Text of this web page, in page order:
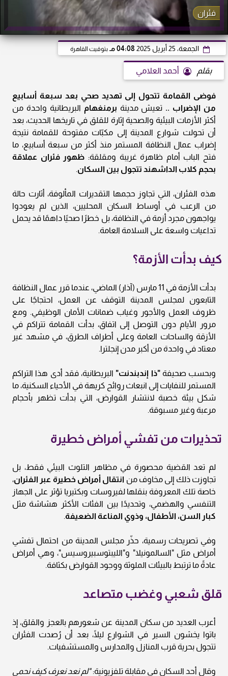
فئران
الجمعة، 25 أبريل 2025 04:08 مـ بتوقيت القاهرة
بقلم أحمد العلامي
فوضى القمامة تتحول إلى تهديد صحي بعد سبعة أسابيع
من الإضراب .. تعيش مدينة برمنغهام البريطانية واحدة من
أكثر الأزمات البيئية والصحية إثارة للقلق في تاريخها الحديث، بعد
أن تحولت شوارع المدينة إلى مكبّات مفتوحة للقمامة نتيجة
إضراب عمال النظافة المستمر منذ أكثر من سبعة أسابيع، ما
فتح الباب أمام ظاهرة غريبة ومقلقة: ظهور فئران عملاقة
بحجم كلاب الداشهند تتجول بين السكان.
هذه الفئران، التي تجاوز حجمها التقديرات المألوفة، أثارت حالة
من الرعب في أوساط السكان المحليين، الذين لم يعودوا
يواجهون مجرد أزمة في النظافة، بل خطرًا صحيًا داهمًا قد يحمل
تداعيات واسعة على السلامة العامة.
كيف بدأت الأزمة؟
بدأت الأزمة في 11 مارس (آذار) الماضي، عندما قرر عمال النظافة
التابعون لمجلس المدينة التوقف عن العمل، احتجاجًا على
ظروف العمل والأجور وغياب ضمانات الأمان الوظيفي. ومع
مرور الأيام دون التوصل إلى اتفاق، بدأت القمامة تتراكم في
الأزقة والساحات العامة وعلى أطراف الطرق، في مشهد غير
معتاد في واحدة من أكبر مدن إنجلترا.
وبحسب صحيفة"ذا إندبندنت" البريطانية، فقد أدى هذا التراكم
المستمر للنفايات إلى انبعاث روائح كريهة في الأحياء السكنية، ما
شكل بيئة خصبة لانتشار القوارض، التي بدأت تظهر بأحجام
مرعبة وغير مسبوقة.
تحذيرات من تفشي أمراض خطيرة
لم تعد القضية محصورة في مظاهر التلوث البيئي فقط، بل
تجاوزت ذلك إلى مخاوف من انتقال أمراض خطيرة عبر الفئران،
خاصة تلك المعروفة بنقلها لفيروسات وبكتيريا تؤثر على الجهاز
التنفسي والهضمي، وتحديدًا بين الفئات الأكثر هشاشة مثل
كبار السن، الأطفال، وذوي المناعة الضعيفة.
وفي تصريحات رسمية، حذّر مجلس المدينة من احتمال تفشي
أمراض مثل "السالمونيلا" و"الليبتوسبيروسيس"، وهي أمراض
عادةً ما ترتبط بالبيئات الملوثة ووجود القوارض بكثافة.
قلق شعبي وغضب متصاعد
أعرب العديد من سكان المدينة عن شعورهم بالعجز والقلق، إذ
باتوا يخشون السير في الشوارع ليلًا، بعد أن رُصدت الفئران
تتجول بحرية قرب المنازل والمدارس والمستشفيات.
وقال أحد السكان في مقابلة تلفزيونية:"لم نعد نعرف كيف نحمي